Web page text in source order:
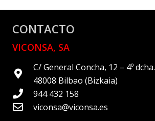
CONTACTO
VICONSA, SA
C/ General Concha, 12 – 4º dcha.
48008 Bilbao (Bizkaia)
944 432 158
viconsa@viconsa.es